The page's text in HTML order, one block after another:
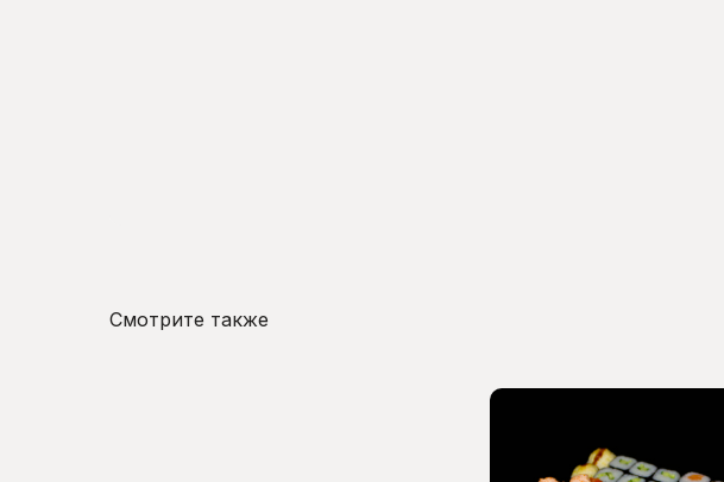
Смотрите также